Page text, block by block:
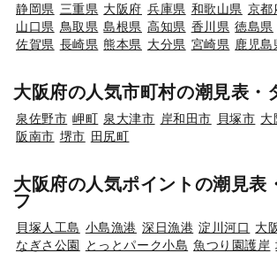
静岡県 三重県 大阪府 兵庫県 和歌山県 京都
山口県 鳥取県 島根県 高知県 香川県 徳島県
佐賀県 長崎県 熊本県 大分県 宮崎県 鹿児島
大阪府の人気市町村の潮見表・
泉佐野市 岬町 泉大津市 岸和田市 貝塚市 大
阪南市 堺市 田尻町
大阪府の人気ポイントの潮見表
フ
貝塚人工島 小島漁港 深日漁港 淀川河口 大
なぎさ公園
とっとパーク小島 魚つり園護岸